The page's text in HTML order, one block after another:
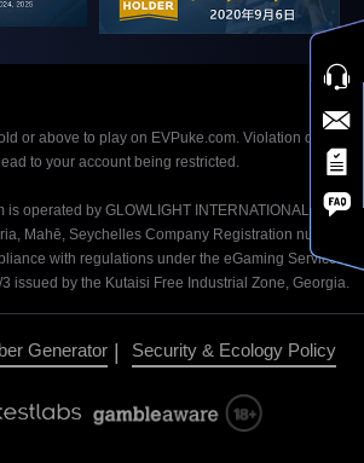
¥100,000 ¥200,000
¥100,000
¥88 ¥35,000 ¥40,000
or above to play on EVPuke.com. Violation of our
to your account being restricted.
operated by GLOWLIGHT INTERNATIONAL LTD.
Mahē, Seychelles Company Registration number
with regulations under the eGaming Service
issued by the Kutaisi Free Industrial Zone, Georgia.
Generator | Security & Ecology Policy